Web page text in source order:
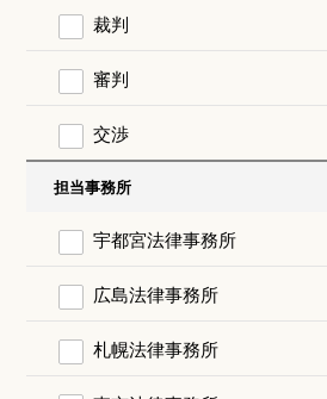
裁判
審判
交渉
担当事務所
宇都宮法律事務所
広島法律事務所
札幌法律事務所